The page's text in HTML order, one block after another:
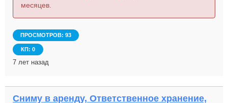
месяцев.
ПРОСМОТРОВ: 93
КП: 0
7 лет назад
Сниму в аренду, Ответственное хранение,